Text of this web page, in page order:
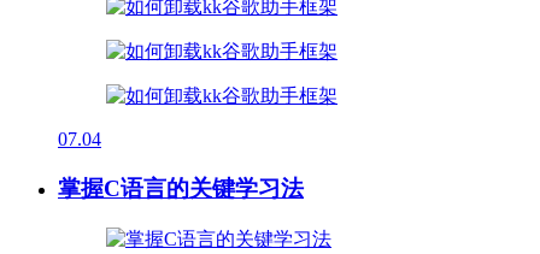
07.04
掌握C语言的关键学习法